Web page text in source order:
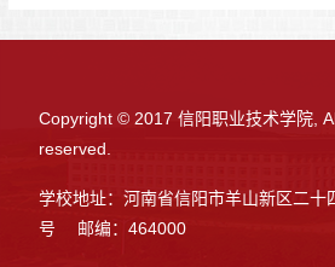
Copyright © 2017 信阳职业技术学院,
reserved.
学校地址：河南省信阳市羊山新区二十
号 邮编：464000